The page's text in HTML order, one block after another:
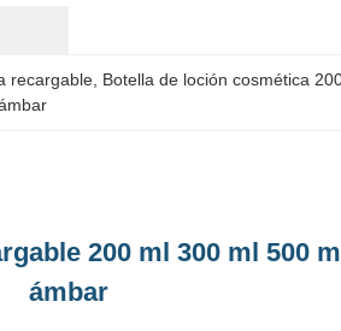
recargable Botella de loción cosmética
200 ml 300 ml 500
ámbar